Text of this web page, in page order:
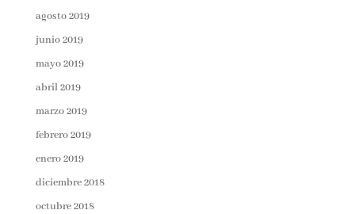
agosto 2019
junio 2019
mayo 2019
abril 2019
marzo 2019
febrero 2019
enero 2019
diciembre 2018
octubre 2018